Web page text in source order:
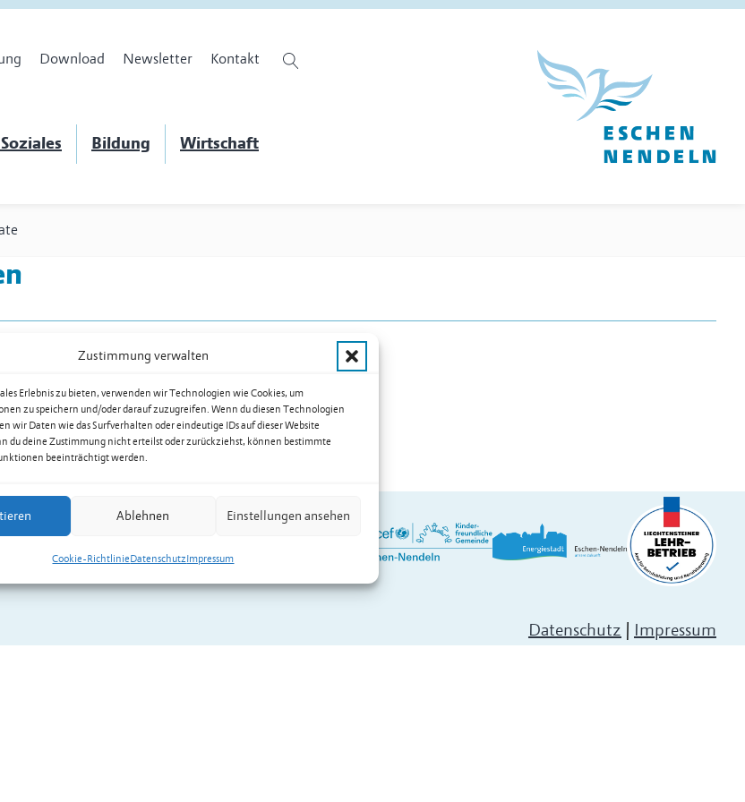
Zustimmung verwalten
Erlebnis zu bieten, verwenden wir Technologien wie Cookies, um
zu speichern und/oder darauf zuzugreifen. Wenn du diesen Technologien
wir Daten wie das Surfverhalten oder eindeutige IDs auf dieser Website
du deine Zustimmung nicht erteilst oder zurückziehst, können bestimmte
beeinträchtigt werden.
Ablehnen Einstellungen ansehen
Cookie-RichtlinieDatenschutzImpressum
Download Newsletter Kontakt
Bildung Wirtschaft
Datenschutz | Impressum